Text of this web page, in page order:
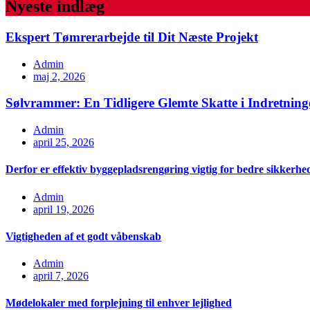
Nyeste indlæg
Ekspert Tømrerarbejde til Dit Næste Projekt
Admin
maj 2, 2026
Sølvrammer: En Tidligere Glemte Skatte i
Admin
april 25, 2026
Derfor er effektiv byggepladsrengøring vigtig for bedre
Admin
april 19, 2026
Vigtigheden af et godt våbenskab
Admin
april 7, 2026
Mødelokaler med forplejning til enhver lejlighed